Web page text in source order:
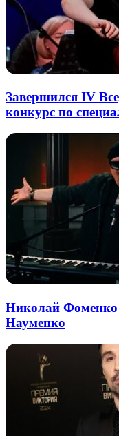
Завершился IV
конкурс по
Николай Фоменко
Науменко